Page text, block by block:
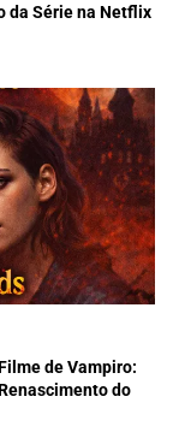
da Série na Netflix
de Vampiro:
do